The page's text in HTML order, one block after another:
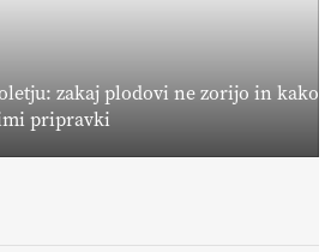
zakaj plodovi ne zorijo in kako
pripravki